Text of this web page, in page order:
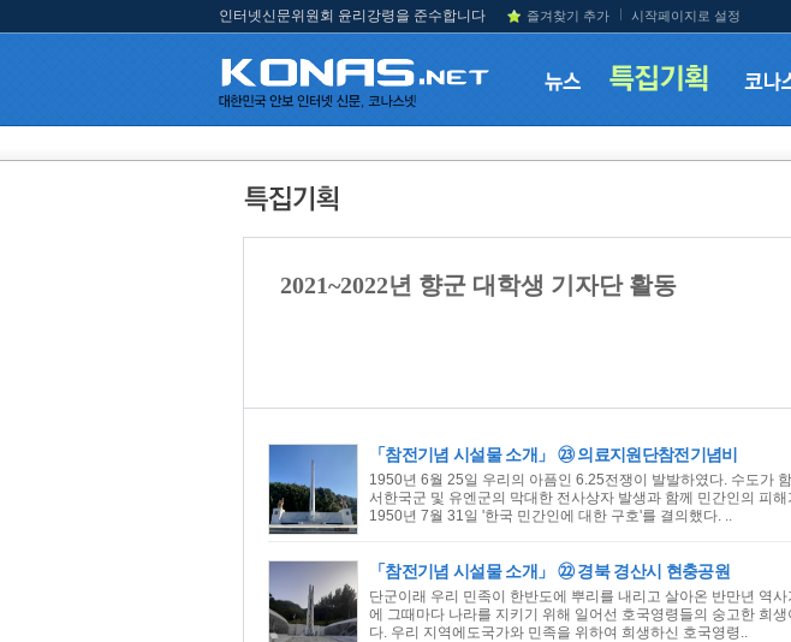
인터넷신문위원회 윤리강령을 준수합니다 즐겨찾기 추가 시작페이지로 설정
2021~2022년 향군 대학생 기자단 활동
「참전기념 시설물 소개」 ㉓ 의료지원단참전기념비
1950년 6월 25일 우리의 아픔인 6.25전쟁이 발발하였다. 수도가
서한국군 및 유엔군의 막대한 전사상자 발생과 함께 민간인의 피
1950년 7월 31일 '한국 민간인에 대한 구호'를 결의했다. ..
「참전기념 시설물 소개」 ㉒ 경북 경산시 현충공원
단군이래 우리 민족이 한반도에 뿌리를 내리고 살아온 반만년 역
에 그때마다 나라를 지키기 위해 일어선 호국영령들의 숭고한 희
다. 우리 지역에도국가와 민족을 위하여 희생하신 호국영령..